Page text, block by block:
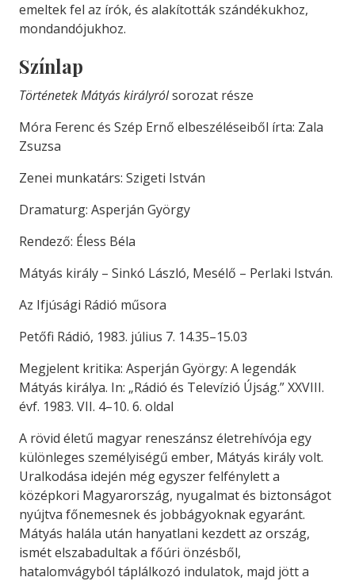
emeltek fel az írók, és alakították szándékukhoz,
mondandójukhoz.
Színlap
Történetek Mátyás királyrólsorozat része
Móra Ferenc és Szép Ernő elbeszéléseiből írta: Zala
Zsuzsa
Zenei munkatárs: Szigeti István
Dramaturg: Asperján György
Rendező: Éless Béla
Mátyás király – Sinkó László, Mesélő – Perlaki István.
Az Ifjúsági Rádió műsora
Petőfi Rádió, 1983. július 7. 14.35–15.03
Megjelent kritika: Asperján György: A legendák
Mátyás királya. In: „Rádió és Televízió Újság.” XXVIII.
évf. 1983. VII. 4–10. 6. oldal
A rövid életű magyar reneszánsz életrehívója egy
különleges személyiségű ember, Mátyás király volt.
Uralkodása idején még egyszer felfénylett a
középkori Magyarország, nyugalmat és biztonságot
nyújtva főnemesnek és jobbágyoknak egyaránt.
Mátyás halála után hanyatlani kezdett az ország,
ismét elszabadultak a főúri önzésből,
hatalomvágyból táplálkozó indulatok, majd jött a